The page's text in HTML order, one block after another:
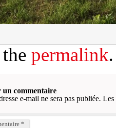
permalink.
un commentaire
e-mail ne sera pas publiée. Les
*